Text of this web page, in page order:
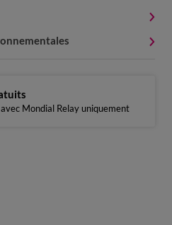
Mondial Relay uniquement